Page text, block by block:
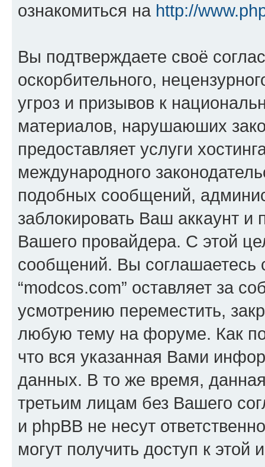
ознакомиться на http://
Вы подтверждаете своё
оскорбительного,
угроз и призывов к
материалов, нарушаюших
предоставляет услуги
международного
подобных сообщений,
заблокировать Ваш аккаунт и
Вашего провайдера. С этой
сообщений. Вы соглашаетесь
“modcos.com” оставляет за
усмотрению переместить,
любую тему на форуме. Как
что вся указанная Вами
данных. В то же время,
третьим лицам без Вашего
и phpBB не несут
могут получить доступ к